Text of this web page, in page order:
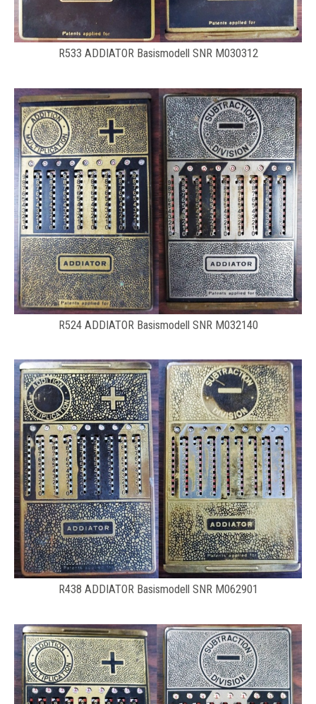
R533 ADDIATOR Basismodell SNR M030312
R524 ADDIATOR Basismodell SNR M032140
R438 ADDIATOR Basismodell SNR M062901